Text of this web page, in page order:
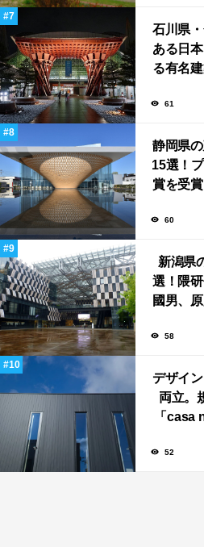
石川県
ある日
る有名
61
静岡県
15選！
賞を受
建築家
60
新潟県
選！隈研
國男、
染む至
58
デザイ
両立。
「casa
のスリ
52